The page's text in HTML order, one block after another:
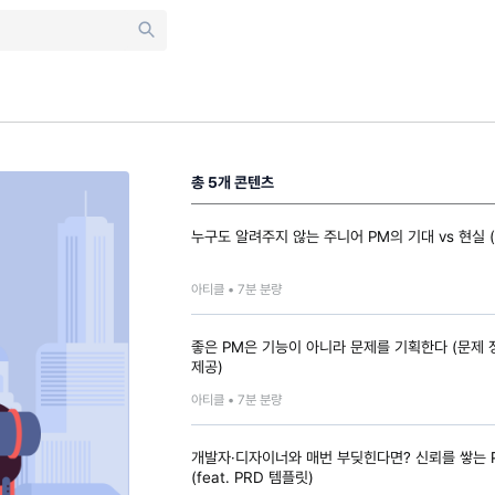
총 5개 콘텐츠
누구도 알려주지 않는 주니어 PM의 기대 vs 현실
아티클 •7분 분량
좋은 PM은 기능이 아니라 문제를 기획한다 (문제
제공)
아티클 •7분 분량
개발자·디자이너와 매번 부딪힌다면? 신뢰를 쌓는
(feat. PRD 템플릿)